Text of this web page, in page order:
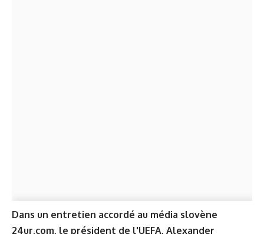
Dans un entretien accordé au média slovène
24ur.com, le président de l'UEFA, Alexander